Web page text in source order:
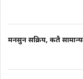
मनसुन सक्रिय, कतै